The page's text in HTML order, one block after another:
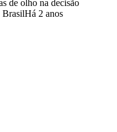
de olho na decisão
BrasilHá 2 anos